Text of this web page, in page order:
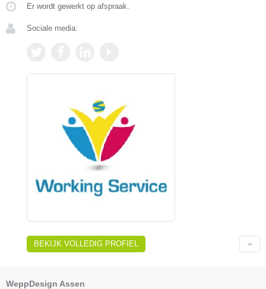
Er wordt gewerkt op afspraak.
Sociale media:
BEKIJK VOLLEDIG PROFIEL
WeppDesign Assen